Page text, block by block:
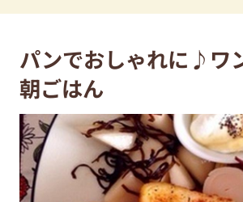
パンでおしゃれに♪ワ
朝ごはん